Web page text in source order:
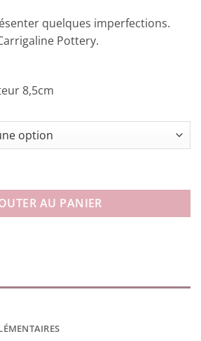
quelques imperfections.
Pottery.
8,5cm
AU PANIER